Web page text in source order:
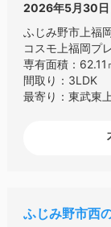
2026年5月30日
ふじみ野市上福
コスモ上福岡プ
専有面積：62.11
間取り：3LDK
最寄り：東武東
ふじみ野市西